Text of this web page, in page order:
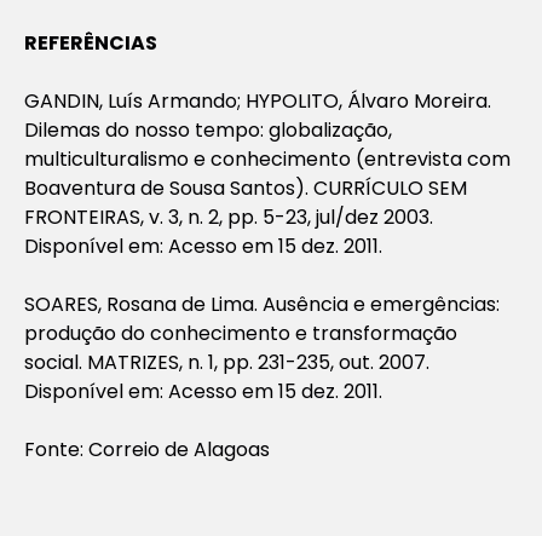
REFERÊNCIAS
GANDIN, Luís Armando; HYPOLITO, Álvaro Moreira.
Dilemas do nosso tempo: globalização,
multiculturalismo e conhecimento (entrevista com
Boaventura de Sousa Santos). CURRÍCULO SEM
FRONTEIRAS, v. 3, n. 2, pp. 5-23, jul/dez 2003.
Disponível em: Acesso em 15 dez. 2011.
SOARES, Rosana de Lima. Ausência e emergências:
produção do conhecimento e transformação
social. MATRIZES, n. 1, pp. 231-235, out. 2007.
Disponível em: Acesso em 15 dez. 2011.
Fonte: Correio de Alagoas